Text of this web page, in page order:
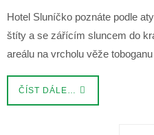
Hotel Sluníčko poznáte podle
štíty a se zářícím sluncem do
areálu na vrcholu věže
ČÍST DÁLE…